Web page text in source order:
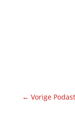
← Vorige Podast